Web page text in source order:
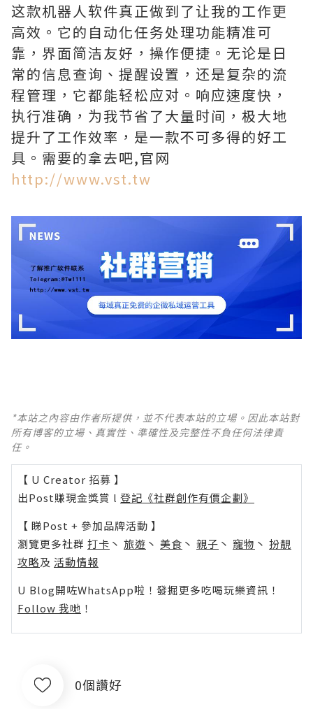
这款机器人软件真正做到了让我的工作更
高效。它的自动化任务处理功能精准可
靠，界面简洁友好，操作便捷。无论是日
常的信息查询、提醒设置，还是复杂的流
程管理，它都能轻松应对。响应速度快，
执行准确，为我节省了大量时间，极大地
提升了工作效率，是一款不可多得的好工
具。需要的拿去吧,官网
http://www.vst.tw
*本站之內容由作者所提供，並不代表本站的立場。因此本站對
所有博客的立場、真實性、準確性及完整性不負任何法律責
任。
【 U Creator 招募 】
出Post賺現金獎賞 l 登記《社群創作有價企劃》
【 睇Post + 參加品牌活動 】
瀏覽更多社群 打卡 丶 旅遊 丶 美食 丶 親子 丶 寵物 丶 扮靚
攻略及 活動情報
U Blog開咗WhatsApp啦！發掘更多吃喝玩樂資訊！
Follow 我哋 ！
0個讚好